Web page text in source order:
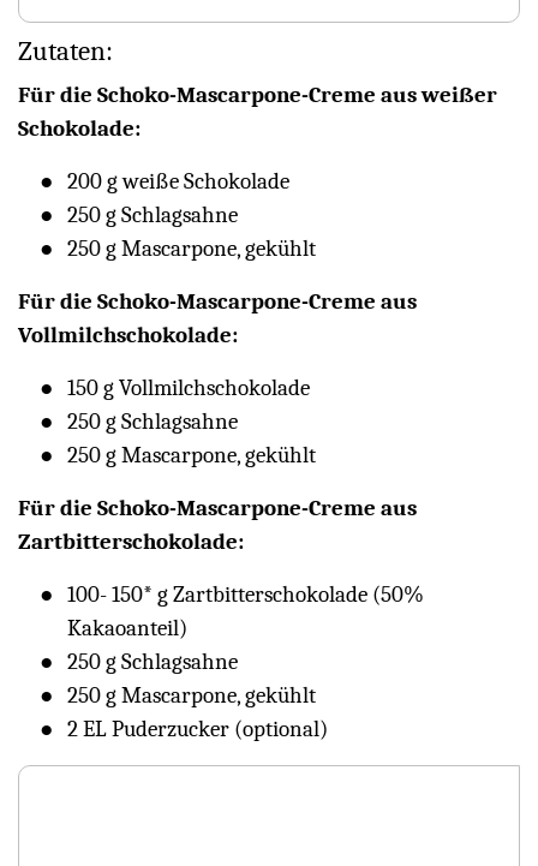
Zutaten:
Für die Schoko-Mascarpone-Creme aus weißer
Schokolade:
200 g weiße Schokolade
250 g Schlagsahne
250 g Mascarpone, gekühlt
Für die Schoko-Mascarpone-Creme aus
Vollmilchschokolade:
150 g Vollmilchschokolade
250 g Schlagsahne
250 g Mascarpone, gekühlt
Für die Schoko-Mascarpone-Creme aus
Zartbitterschokolade:
100- 150* g Zartbitterschokolade (50%
Kakaoanteil)
250 g Schlagsahne
250 g Mascarpone, gekühlt
2 EL Puderzucker (optional)